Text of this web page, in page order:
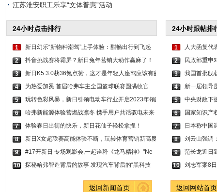
江苏淮安职工乐享“文体普惠”活动
24小时点击排行
1
新日幻乐“新物种潮驾”上手体验：酣畅出行到飞起
2
抖音挑战赛将霸屏？新日兔年营销大动作赢麻了！
3
新日K5 3.0获36氪点赞，这才是年轻人座驾应该有的
4
为热爱加冕 首届哈弗车主全国篮球联赛圆满收官
5
玩转色彩风暴，新日引领电动车行业开启2023年领跑
6
哈弗新能源体验营燃战凛冬 携手用户共话驭电未来
7
体验春日出街的快乐，新日花仙子轻松拿捏！
8
新日X女超联赛高能体验不断，玩转体育营销新高度
9
#17开新日 专场观影会,一起诠释《龙马精神》"Ne
10
探秘哈弗智造背后的故事 发现汽车背后的“黑科技
24小时跟帖排
1
人大函复代
2
民政部重申
3
我国首批舰
4
新一届领导
5
中央财政下
6
国家知识产
7
日本称中国
8
刘云山强调
9
范长龙近日
10
刘志军案8
返回新闻首页 返回网站首页